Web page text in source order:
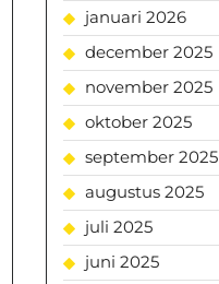
januari 2026
december 2025
november 2025
oktober 2025
september 2025
augustus 2025
juli 2025
juni 2025